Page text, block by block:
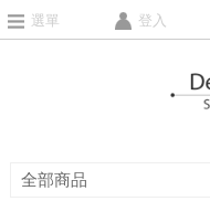
選單 登入
全部商品